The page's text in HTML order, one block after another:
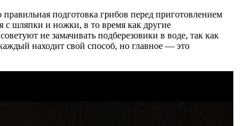
подготовка грибов перед приготовлением
с шляпки и ножки, в то время как другие
не замачивать подберезовики в воде, так как
находит свой способ, но главное — это